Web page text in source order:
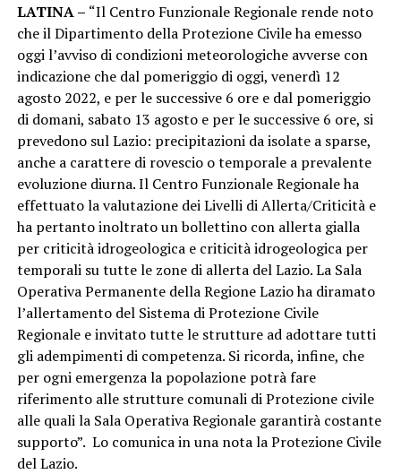
LATINA – “Il Centro Funzionale Regionale rende noto
che il Dipartimento della Protezione Civile ha emesso
oggi l’avviso di condizioni meteorologiche avverse con
indicazione che dal pomeriggio di oggi, venerdì 12
agosto 2022, e per le successive 6 ore e dal pomeriggio
di domani, sabato 13 agosto e per le successive 6 ore, si
prevedono sul Lazio: precipitazioni da isolate a sparse,
anche a carattere di rovescio o temporale a prevalente
evoluzione diurna. Il Centro Funzionale Regionale ha
effettuato la valutazione dei Livelli di Allerta/Criticità e
ha pertanto inoltrato un bollettino con allerta gialla
per criticità idrogeologica e criticità idrogeologica per
temporali su tutte le zone di allerta del Lazio. La Sala
Operativa Permanente della Regione Lazio ha diramato
l’allertamento del Sistema di Protezione Civile
Regionale e invitato tutte le strutture ad adottare tutti
gli adempimenti di competenza. Si ricorda, infine, che
per ogni emergenza la popolazione potrà fare
riferimento alle strutture comunali di Protezione civile
alle quali la Sala Operativa Regionale garantirà costante
supporto”. Lo comunica in una nota la Protezione Civile
del Lazio.